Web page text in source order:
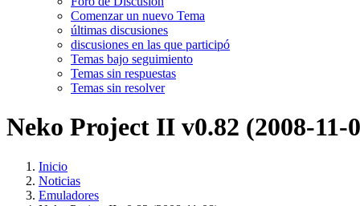
Comenzar un nuevo Tema
últimas discusiones
discusiones en las que participó
Temas bajo seguimiento
Temas sin respuestas
Temas sin resolver
Neko Project II v0.82 (2008-11-
Inicio
Noticias
Emuladores